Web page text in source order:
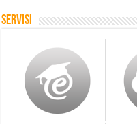
Servisi